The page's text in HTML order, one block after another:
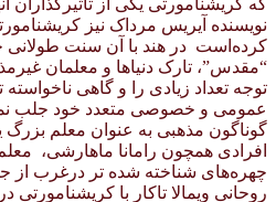
که کریشنامورتی یکی از
نویسنده آیریس مرداک نیز
کرده‌است در هند با آن سنت طولانی
“مقدس”، تارک دنیاها و معلمان
توجه تعداد زیادی را و گاهی
عمومی و خصوصی متعدد خود جلب
گوناگون مذهبی به عنوان معلم بزرگ
افرادی همچون رامانا ماهارشی، معلم
چهره‌های شناخته شده تر درغرب از